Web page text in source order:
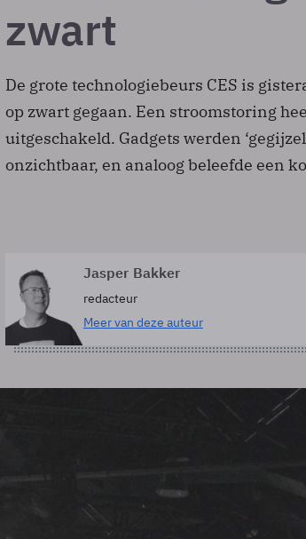
zwart
De grote technologiebeurs CES is
op zwart gegaan. Een stroomstoring
uitgeschakeld. Gadgets werden
onzichtbaar, en analoog beleefde een
Jasper Bakker
redacteur
Meer van deze auteur